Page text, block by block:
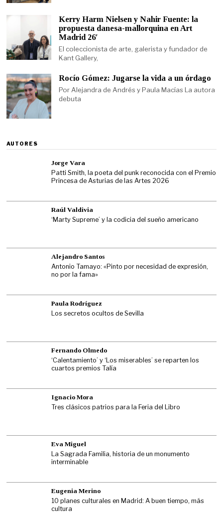
Kerry Harm Nielsen y Nahir Fuente: la
propuesta danesa-mallorquina en Art
Madrid 26′
El coleccionista de arte, galerista y fundador de
Kant Gallery,
Rocío Gómez: Jugarse la vida a un órdago
Por Alejandra de Andrés y Paula Macías La autora
debuta
AUTORES
Jorge Vara
Patti Smith, la poeta del punk reconocida con el Premio
Princesa de Asturias de las Artes 2026
Raúl Valdivia
‘Marty Supreme’ y la codicia del sueño americano
Alejandro Santos
Antonio Tamayo: «Pinto por necesidad de expresión,
no por la fama»
Paula Rodríguez
Los secretos ocultos de Sevilla
Fernando Olmedo
‘Calentamiento’ y ‘Los miserables’ se reparten los
cuartos premios Talía
Ignacio Mora
Tres clásicos patrios para la Feria del Libro
Eva Miguel
La Sagrada Familia, historia de un monumento
interminable
Eugenia Merino
10 planes culturales en Madrid: A buen tiempo, más
cultura